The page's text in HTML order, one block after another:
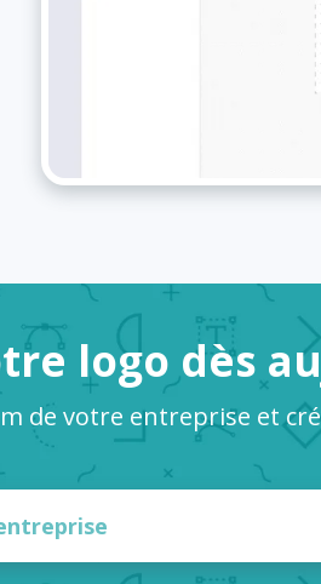
logo dès
de votre entreprise et